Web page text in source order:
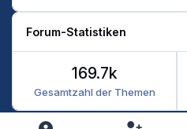
Forum-Statistiken
Gesamtzahl der Themen
169.7k